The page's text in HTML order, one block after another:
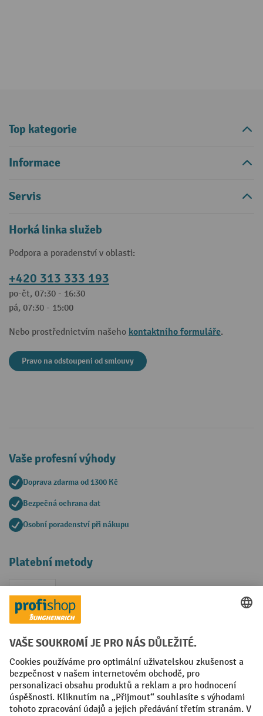
Top kategorie
Informace
Servis
Horká linka služeb
Podpora a poradenství v oblasti:
+420 313 333 193
po-čt, 07:30 - 16:30
pá, 07:30 - 15:00
Nebo prostřednictvím našeho kontaktního formuláře.
Pravo na odstoupeni od smlouvy
Vaše profesní výhody
Doprava zdarma od 1300 Kč
Bezpečná ochrana dat
Osobní poradenství při nákupu
Platební metody
Faktura
Sociální sítě
Facebook
YouTubeLinkedIn